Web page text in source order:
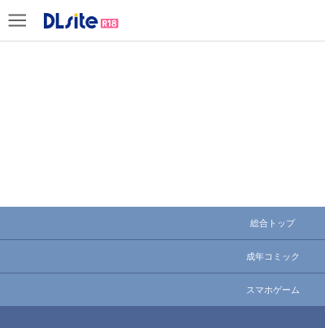
総合トップ
成年コミック
スマホゲーム